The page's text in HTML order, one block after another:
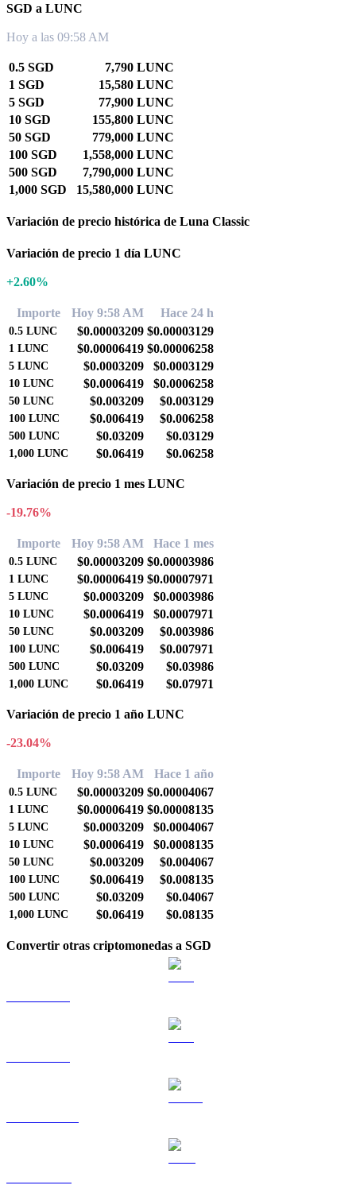
SGD a LUNC
Hoy a las 09:58 AM
0.5 SGD
7,790 LUNC
1 SGD
15,580 LUNC
5 SGD
77,900 LUNC
10 SGD
155,800 LUNC
50 SGD
779,000 LUNC
100 SGD
1,558,000 LUNC
500 SGD
7,790,000 LUNC
1,000 SGD
15,580,000 LUNC
Variación de precio histórica de Luna Classic
Variación de precio 1 día LUNC
+2.60%
Importe Hoy 9:58 AM Hace 24 h
0.5 LUNC $0.00003209 $0.00003129
1 LUNC $0.00006419 $0.00006258
5 LUNC $0.0003209 $0.0003129
10 LUNC $0.0006419 $0.0006258
50 LUNC $0.003209 $0.003129
100 LUNC $0.006419 $0.006258
500 LUNC $0.03209 $0.03129
1,000 LUNC $0.06419 $0.06258
Variación de precio 1 mes LUNC
-19.76%
Importe Hoy 9:58 AM Hace 1 mes
0.5 LUNC $0.00003209 $0.00003986
1 LUNC $0.00006419 $0.00007971
5 LUNC $0.0003209 $0.0003986
10 LUNC $0.0006419 $0.0007971
50 LUNC $0.003209 $0.003986
100 LUNC $0.006419 $0.007971
500 LUNC $0.03209 $0.03986
1,000 LUNC $0.06419 $0.07971
Variación de precio 1 año LUNC
-23.04%
Importe Hoy 9:58 AM Hace 1 año
0.5 LUNC $0.00003209 $0.00004067
1 LUNC $0.00006419 $0.00008135
5 LUNC $0.0003209 $0.0004067
10 LUNC $0.0006419 $0.0008135
50 LUNC $0.003209 $0.004067
100 LUNC $0.006419 $0.008135
500 LUNC $0.03209 $0.04067
1,000 LUNC $0.06419 $0.08135
Convertir otras criptomonedas a SGD